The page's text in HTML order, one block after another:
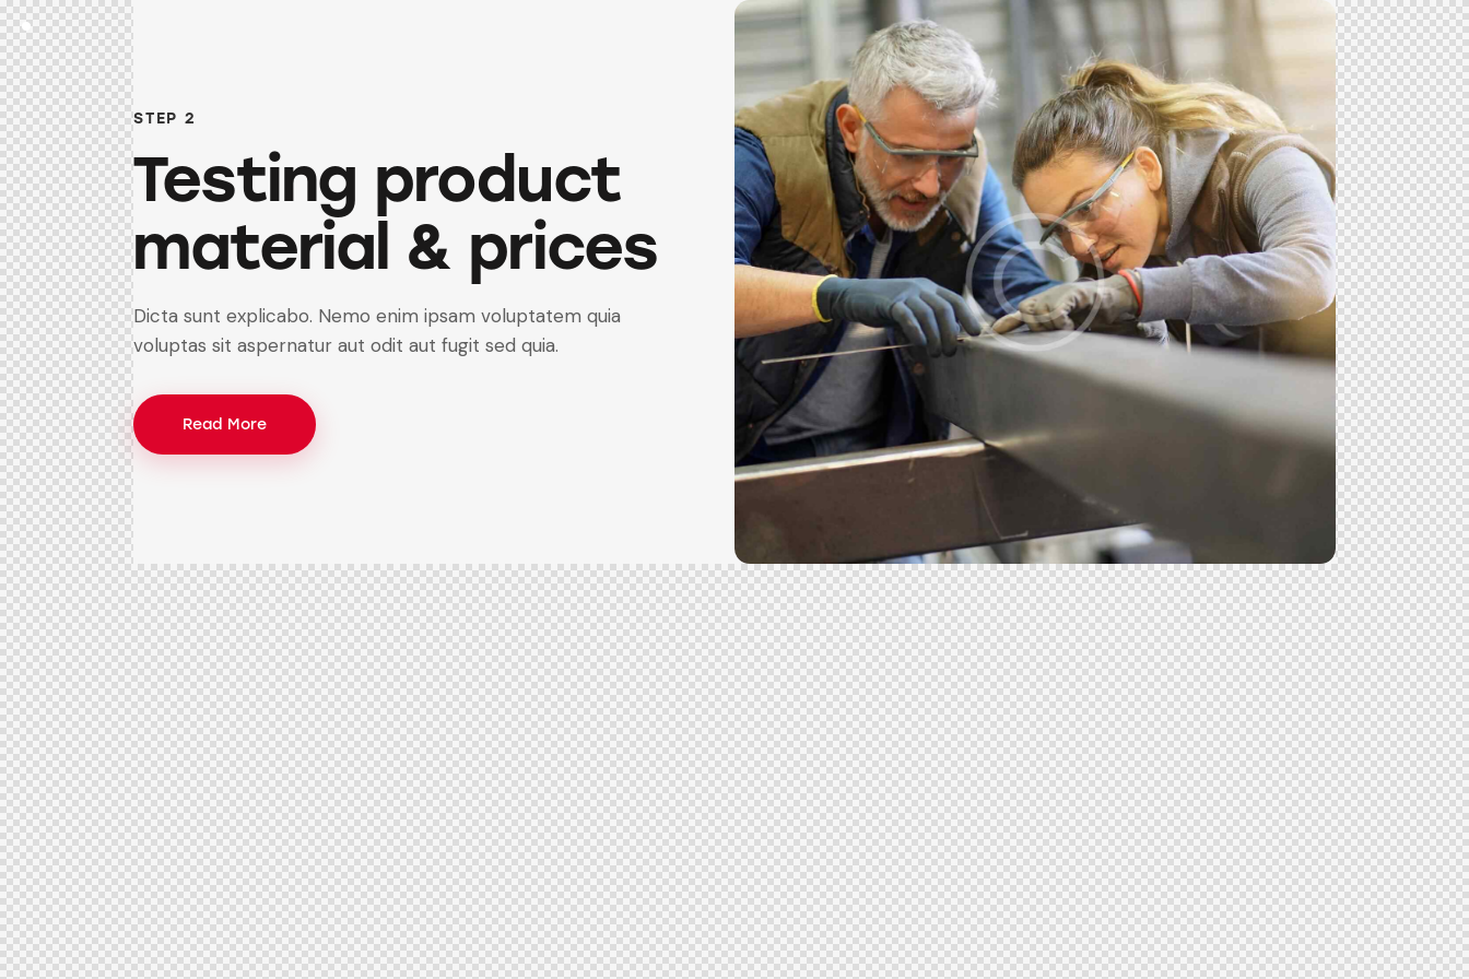
STEP 2
Testing product
material & prices
Dicta sunt explicabo. Nemo enim ipsam voluptatem quia
voluptas sit aspernatur aut odit aut fugit sed quia.
Read More